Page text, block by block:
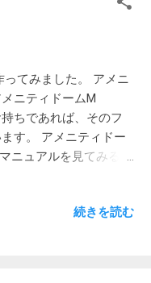
大きく面ファスナーの
PEVA 使用サイズ：
2000037165 ヨドバシ
しかし、買った後か
年】ソフトクーラーボ
る氷を投入し、クー
ってみました。 アメニ
ニティドームM
ちであれば、そのフ
す。 アメニティドー
ニュアルを見てみると
した。 ロープと金具
続きを読む